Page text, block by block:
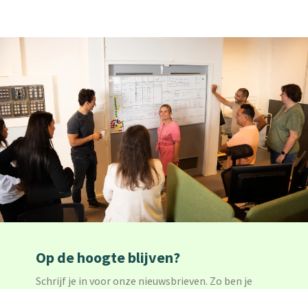
Op de hoogte blijven?
Schrijf je in voor onze nieuwsbrieven. Zo ben je